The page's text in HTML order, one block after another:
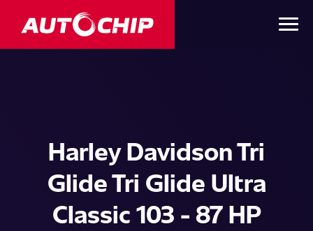
Harley Davidson Tri
Glide Tri Glide Ultra
Classic 103 - 87 HP